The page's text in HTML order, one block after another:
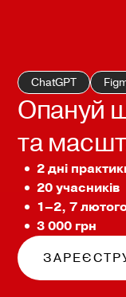
ChatGPT
Опануй
та
2 дні
20 учасників
1–2, 7
3 000 грн